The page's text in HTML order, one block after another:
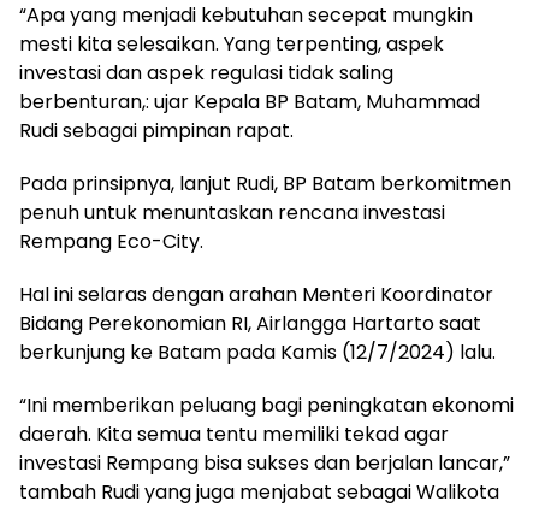
“Apa yang menjadi kebutuhan secepat mungkin
mesti kita selesaikan. Yang terpenting, aspek
investasi dan aspek regulasi tidak saling
berbenturan,: ujar Kepala BP Batam, Muhammad
Rudi sebagai pimpinan rapat.
Pada prinsipnya, lanjut Rudi, BP Batam berkomitmen
penuh untuk menuntaskan rencana investasi
Rempang Eco-City.
Hal ini selaras dengan arahan Menteri Koordinator
Bidang Perekonomian RI, Airlangga Hartarto saat
berkunjung ke Batam pada Kamis (12/7/2024) lalu.
“Ini memberikan peluang bagi peningkatan ekonomi
daerah. Kita semua tentu memiliki tekad agar
investasi Rempang bisa sukses dan berjalan lancar,”
tambah Rudi yang juga menjabat sebagai Walikota